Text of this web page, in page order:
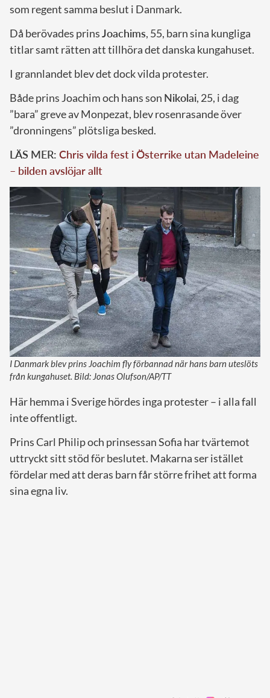
som regent samma beslut i Danmark.
Då berövades prinsJoachims, 55, barn sina kungliga
titlar samt rätten att tillhöra det danska kungahuset.
I grannlandet blev det dock vilda protester.
Både prins Joachim och hans son Nikolai, 25, i dag
”bara” greve av Monpezat, blev rosenrasande över
”dronningens” plötsliga besked.
LÄS MER: Chris vilda fest i Österrike utan Madeleine
– bilden avslöjar allt
I Danmark blev prins Joachim fly förbannad när hans barn uteslöts
från kungahuset. Bild: Jonas Olufson/AP/TT
Här hemma i Sverige hördes inga protester – i alla fall
inte offentligt.
Prins Carl Philip och prinsessan Sofia har tvärtemot
uttryckt sitt stöd för beslutet. Makarna ser istället
fördelar med att deras barn får större frihet att forma
sina egna liv.